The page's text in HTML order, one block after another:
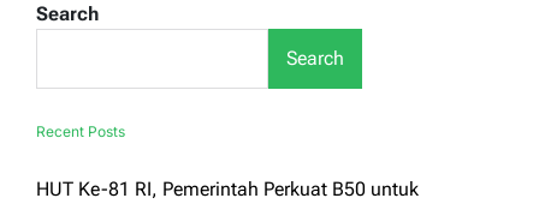
Search
Search
Recent Posts
HUT Ke-81 RI, Pemerintah Perkuat B50 untuk